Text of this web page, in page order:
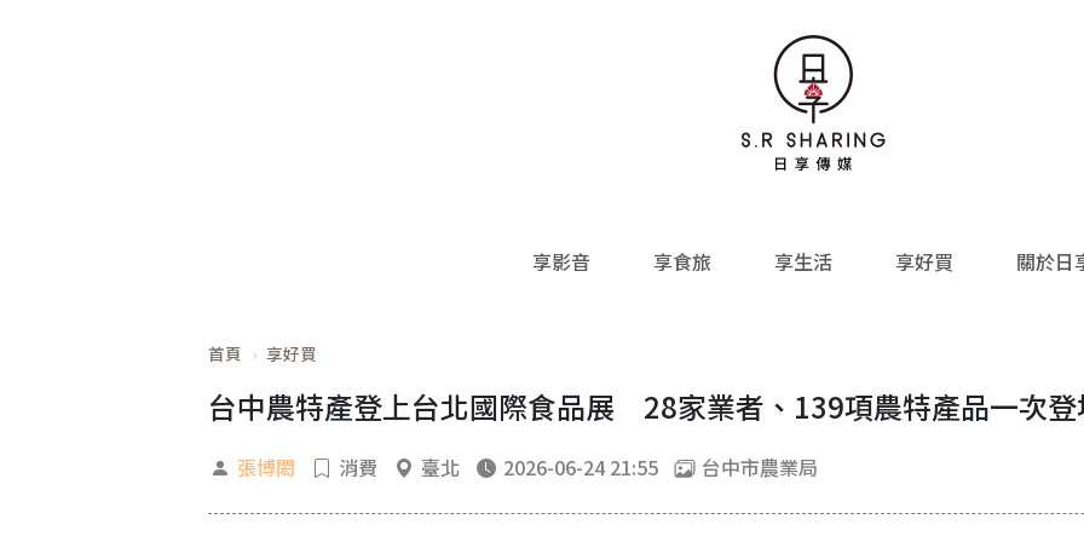
享影音 享食旅 享生活 享好買 關於日
首頁 享好買
台中農特產登上台北國際食品展 28家業者、139項農特產品一次
張博閎 消費 臺北 2026-06-24 21:55 台中市農業局